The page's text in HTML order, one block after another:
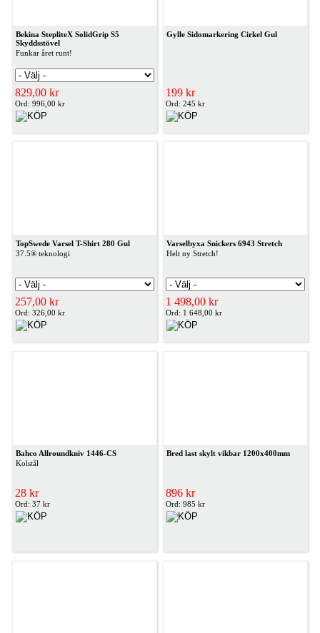
Bekina StepliteX SolidGrip S5
Skyddsstövel
Funkar året runt!
829,00 kr
Ord: 996,00 kr
Gylle Sidomarkering Cirkel Gul
199 kr
Ord: 245 kr
TopSwede Varsel T-Shirt 280 Gul
37.5® teknologi
257,00 kr
Ord: 326,00 kr
Varselbyxa Snickers 6943 Stretch
Helt ny Stretch!
1 498,00 kr
Ord: 1 648,00 kr
Bahco Allroundkniv 1446-CS
Kolstål
28 kr
Ord: 37 kr
Bred last skylt vikbar 1200x400mm
896 kr
Ord: 985 kr